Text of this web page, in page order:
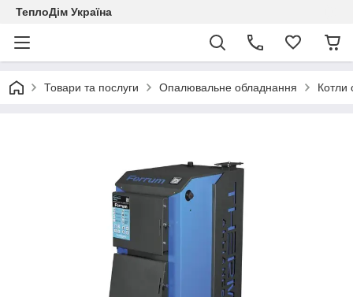
ТеплоДім Україна
Товари та послуги Опалювальне обладнання Котли